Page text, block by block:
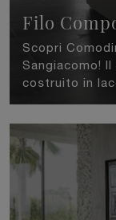
Filo
Scopri
Sangiacomo!
costruito in